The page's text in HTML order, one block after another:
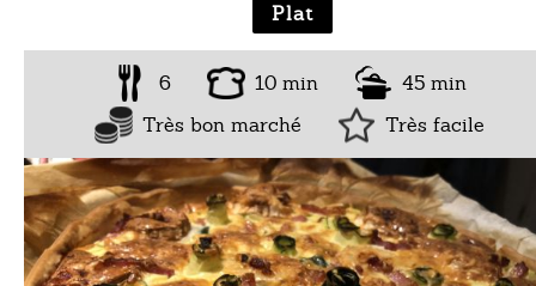
Plat
6 10 min
45 min
Très bon marché
Très facile